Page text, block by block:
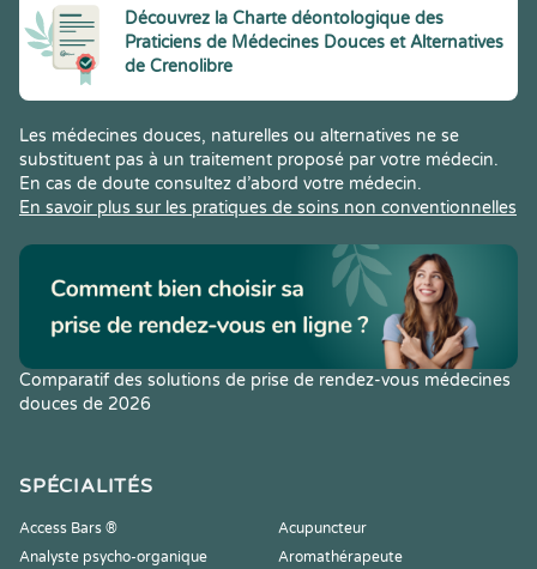
Découvrez la Charte déontologique des
Praticiens de Médecines Douces et Alternatives
de Crenolibre
Les médecines douces, naturelles ou alternatives ne se
substituent pas à un traitement proposé par votre médecin.
En cas de doute consultez d’abord votre médecin.
En savoir plus sur les pratiques de soins non conventionnelles
Comparatif des solutions de prise de rendez-vous médecines
douces de 2026
SPÉCIALITÉS
Access Bars ®
Acupuncteur
Analyste psycho-organique
Aromathérapeute